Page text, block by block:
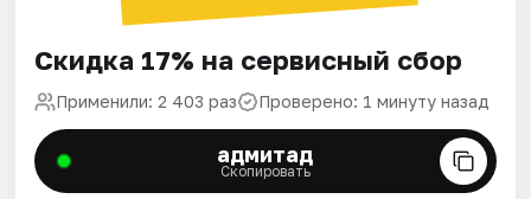
Скидка 17% на сервисный сбор
Применили: 2 403 раз Проверено: 1 минуту назад
адмитад
Скопировать